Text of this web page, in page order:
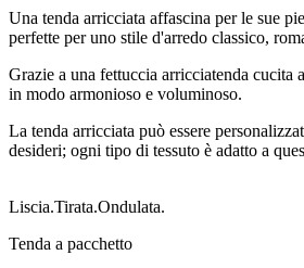
Una tenda arricciata affascina per le sue
perfette per uno stile d'arredo classico,
Grazie a una fettuccia arricciatenda cucita
in modo armonioso e voluminoso.
La tenda arricciata può essere
desideri; ogni tipo di tessuto è adatto a
Liscia.Tirata.Ondulata.
Tenda a pacchetto